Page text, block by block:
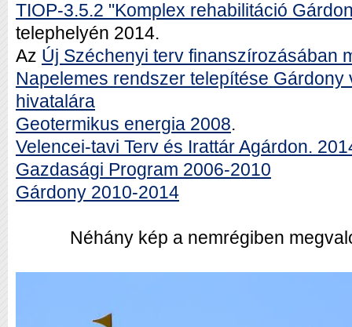
TIOP-3.5.2 "Komplex rehabilitáció
telephelyén 2014.
Az Új Széchenyi terv finanszírozásában
Napelemes rendszer telepítése Gárdony
hivatalára
Geotermikus energia 2008.
Velencei-tavi Terv és Irattár Agárdon.
Gazdasági Program 2006-2010
Gárdony 2010-2014
Néhány kép a nemrégiben